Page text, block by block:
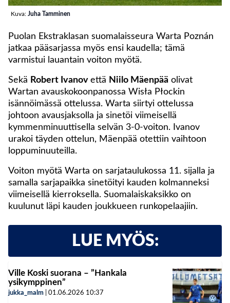
Kuva: Juha Tamminen
Puolan Ekstraklasan suomalaisseura Warta Poznán
jatkaa pääsarjassa myös ensi kaudella; tämä
varmistui lauantain voiton myötä.
Sekä Robert Ivanov että Niilo Mäenpää olivat
Wartan avauskokoonpanossa Wisła Płockin
isännöimässä ottelussa. Warta siirtyi ottelussa
johtoon avausjaksolla ja sinetöi viimeisellä
kymmenminuuttisella selvän 3-0-voiton. Ivanov
urakoi täyden ottelun, Mäenpää otettiin vaihtoon
loppuminuuteilla.
Voiton myötä Warta on sarjataulukossa 11. sijalla ja
samalla sarjapaikka sinetöityi kauden kolmanneksi
viimeisellä kierroksella. Suomalaiskaksikko on
kuulunut läpi kauden joukkueen runkopelaajiin.
LUE MYÖS:
Ville Koski suorana – ”Hankala
ysikymppinen”
jukka_malm 01.06.2026 10:37